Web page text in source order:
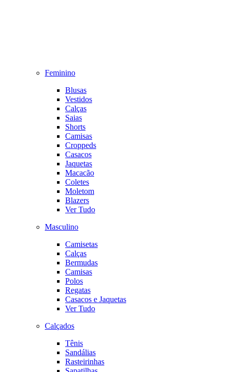
Feminino
Blusas
Vestidos
Calças
Saias
Shorts
Camisas
Croppeds
Casacos
Jaquetas
Macacão
Coletes
Moletom
Blazers
Ver Tudo
Masculino
Camisetas
Calças
Bermudas
Camisas
Polos
Regatas
Casacos e Jaquetas
Ver Tudo
Calçados
Tênis
Sandálias
Rasteirinhas